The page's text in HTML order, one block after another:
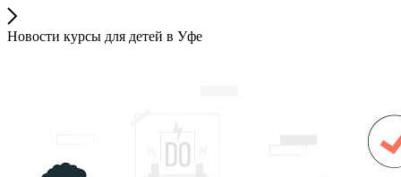
Новости курсы для детей в Уфе